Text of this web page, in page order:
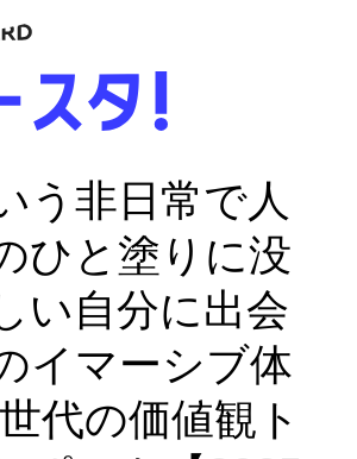
う非日常で人
ひと塗りに没
い自分に出会
イマーシブ体
代の価値観ト